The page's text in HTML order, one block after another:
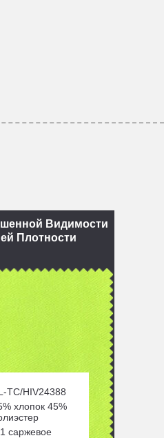
Видимости
Плотности
TC/HIV24388
хлопок 45%
саржевое